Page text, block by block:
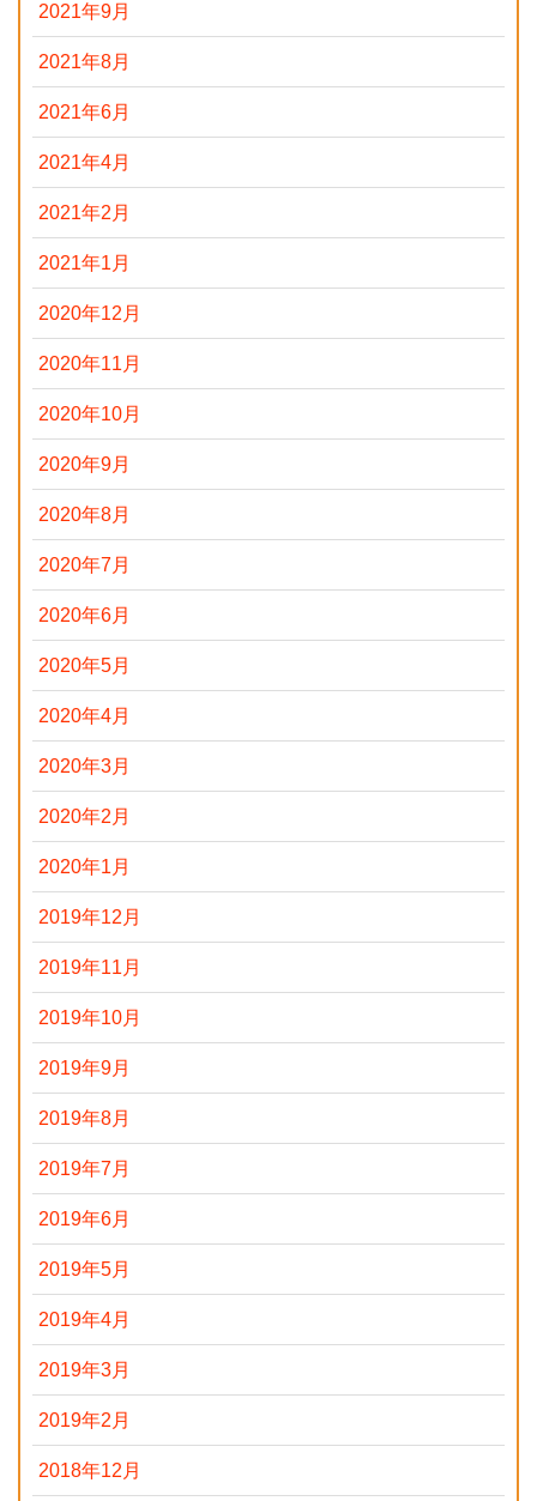
2021年9月
2021年8月
2021年6月
2021年4月
2021年2月
2021年1月
2020年12月
2020年11月
2020年10月
2020年9月
2020年8月
2020年7月
2020年6月
2020年5月
2020年4月
2020年3月
2020年2月
2020年1月
2019年12月
2019年11月
2019年10月
2019年9月
2019年8月
2019年7月
2019年6月
2019年5月
2019年4月
2019年3月
2019年2月
2018年12月